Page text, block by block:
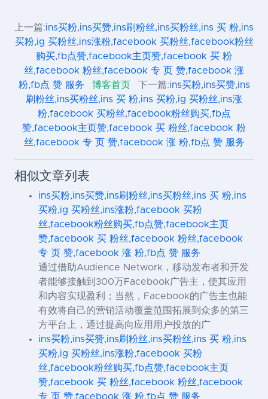
上一篇:ins买粉,ins买赞,ins刷粉丝,ins买粉丝,ins 买 粉,ins
买粉,ig 买粉丝,ins涨粉,facebook 买粉丝,facebook粉丝
购买,fb点赞,facebook主页赞,facebook 买 粉
丝,facebook 粉丝,facebook 专 页 赞,facebook 涨
粉,fb点 赞 服务
博客首页 下一篇:ins买粉,ins买赞,ins
刷粉丝,ins买粉丝,ins 买 粉,ins 买粉,ig 买粉丝,ins涨
粉,facebook 买粉丝,facebook粉丝购买,fb点
赞,facebook主页赞,facebook 买 粉丝,facebook 粉
丝,facebook 专 页 赞,facebook 涨 粉,fb点 赞 服务
相似文章列表
ins买粉,ins买赞,ins刷粉丝,ins买粉丝,ins 买 粉,ins
买粉,ig 买粉丝,ins涨粉,facebook 买粉
丝,facebook粉丝购买,fb点赞,facebook主页
赞,facebook 买 粉丝,facebook 粉丝,facebook
专 页 赞,facebook 涨 粉,fb点 赞 服务
通过借助Audience Network，移动发布者和开发
者能够接触到300万Facebook广告主，使其应用
和内容实现盈利；当然，Facebook的广告主也能
有效将自己的营销活动覆盖范围拓展到众多的第三
方平台上，通过提高向应用用户投放的广
ins买粉,ins买赞,ins刷粉丝,ins买粉丝,ins 买 粉,ins
买粉,ig 买粉丝,ins涨粉,facebook 买粉
丝,facebook粉丝购买,fb点赞,facebook主页
赞,facebook 买 粉丝,facebook 粉丝,facebook
专 页 赞,facebook 涨 粉,fb点 赞 服务